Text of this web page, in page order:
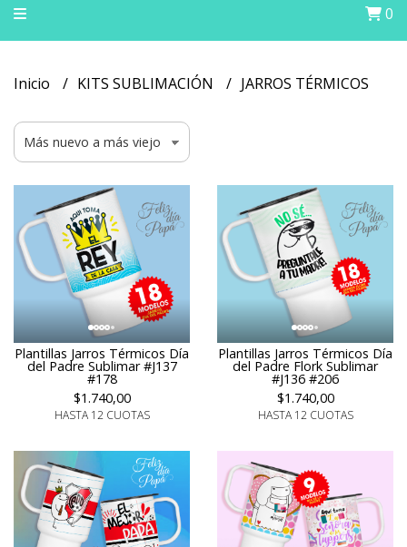
0
Inicio KITS SUBLIMACIÓN JARROS TÉRMICOS
Plantillas Jarros Térmicos Día
del Padre Sublimar #J137
#178
$1.740,00
HASTA 12 CUOTAS
Plantillas Jarros Térmicos Día
del Padre Flork Sublimar
#J136 #206
$1.740,00
HASTA 12 CUOTAS